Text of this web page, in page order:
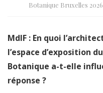
Botanique Bruxelles
MdlF : En quoi
l’espace d’exposition
Botanique a-t-elle
réponse ?